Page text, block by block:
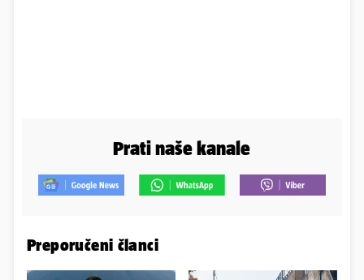
Prati naše kanale
Preporučeni članci